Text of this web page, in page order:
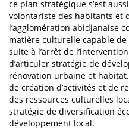
ce plan stratégique s’est
volontariste des habitants et
l’agglomération abidjanaise
matière culturelle capable
suite à l’arrêt de
d’articuler stratégie de
rénovation urbaine et
de création d’activités et de
des ressources culturelles
stratégie de diversification
développement local.